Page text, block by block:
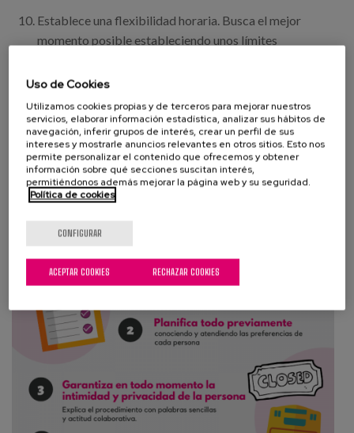
Establece una flexibilidad horaria. Busca el mejor
momento posible estableciendo unos límites
* Gill Livingston, Lynsey Kelly, Elanor Lewis-Holmes, et al. Non-
pharmacological interventions for agitation in dementia: systematic
review of randomised controlled trials. BJP 2014;205:436-442
Uso de Cookies
Utilizamos cookies propias y de terceros para mejorar nuestros
servicios, elaborar información estadística, analizar sus hábitos de
navegación, inferir grupos de interés, crear un perfil de sus
intereses y mostrarle anuncios relevantes en otros sitios. Esto nos
permite personalizar el contenido que ofrecemos y obtener
información sobre qué secciones suscitan interés,
permitiéndonos además mejorar la página web y su seguridad.
Política de cookies
CONFIGURAR
RECHAZAR COOKIES
ACEPTAR COOKIES